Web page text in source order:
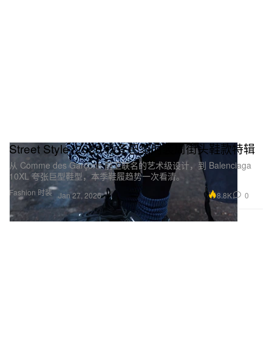
Fashion 时装
Street Style: 2026 秋冬巴黎时装周街头鞋款特辑
从 Comme des Garçons 前卫联名的艺术级设计，到 Balenciaga
10XL 夸张巨型鞋型，本季鞋履趋势一次看清。
Jan 27, 2026 8.8K 0